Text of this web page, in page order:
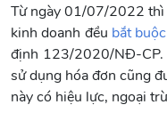
Từ ngày 01/07/2022 thì
kinh doanh đều bắt
định 123/2020/NĐ-CP.
sử dụng hóa đơn cũng
này có hiệu lực, ngoại